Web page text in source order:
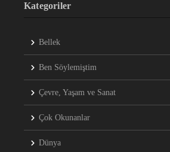
Kategoriler
Bellek
Ben Söylemiştim
Çevre, Yaşam ve Sanat
Çok Okunanlar
Dünya